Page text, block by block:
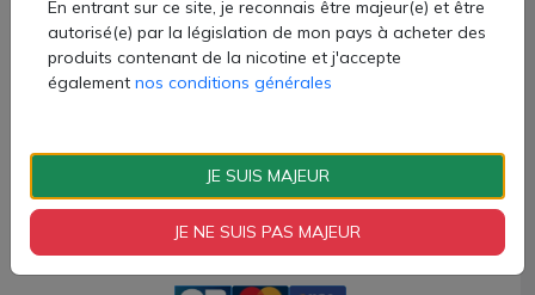
1 cartouche de 0.8ohm
1 manuel d'utilisation
Attention, le câble USB-C n'est pas fourni
10,70 €
Quantité
AJOUTER À MON PANIER
En entrant sur ce site, je reconnais être majeur(e) et être
autorisé(e) par la législation de mon pays à acheter des
produits contenant de la nicotine et j'accepte
également nos conditions générales
JE SUIS MAJEUR
JE NE SUIS PAS MAJEUR